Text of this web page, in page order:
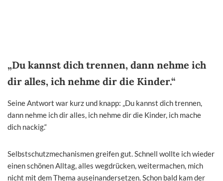
„Du kannst dich trennen, dann nehme ich
dir alles, ich nehme dir die Kinder.“
Seine Antwort war kurz und knapp: „Du kannst dich trennen,
dann nehme ich dir alles, ich nehme dir die Kinder, ich mache
dich nackig.“
Selbstschutzmechanismen greifen gut. Schnell wollte ich wieder
einen schönen Alltag, alles wegdrücken, weitermachen, mich
nicht mit dem Thema auseinandersetzen. Schon bald kam der